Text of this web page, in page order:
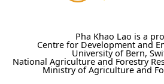
Pha Khao Lao is a
Centre for Development and
University of Bern,
National Agriculture and Forestry
Ministry of Agriculture and